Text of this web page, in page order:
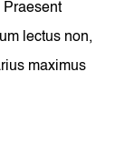
Praesent
lectus non,
maximus